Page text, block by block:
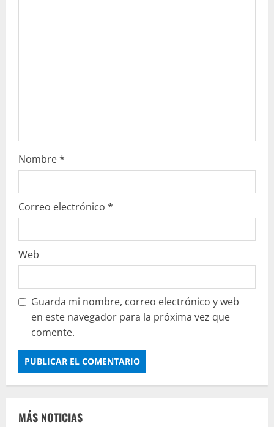
Nombre*
Correo electrónico *
Web
Guarda mi nombre, correo electrónico y web
en este navegador para la próxima vez que
comente.
MÁS NOTICIAS